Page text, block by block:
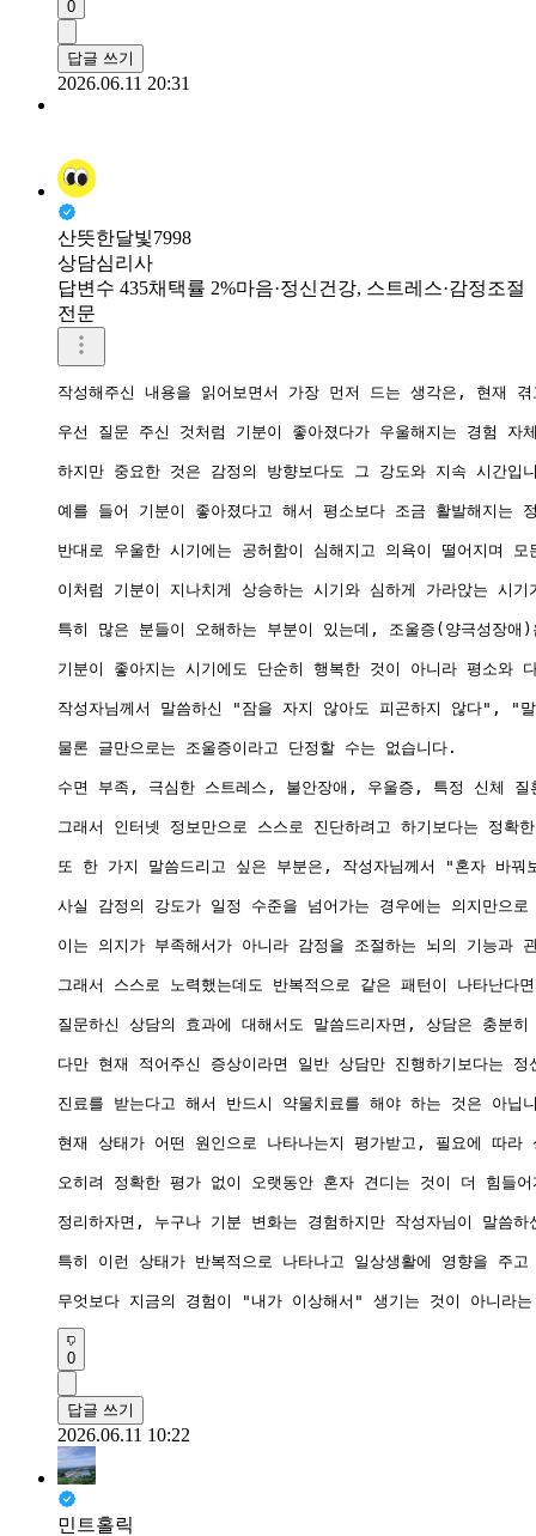
0
답글 쓰기
2026.06.11 20:31
산뜻한달빛7998
상담심리사
답변수 435채택률 2%마음·정신건강, 스트레스·감정조절
전문
작성해주신 내용을 읽어보면서 가장 먼저 드는 생각은, 현재
우선 질문 주신 것처럼 기분이 좋아졌다가 우울해지는 경험
하지만 중요한 것은 감정의 방향보다도 그 강도와 지속 시간입
예를 들어 기분이 좋아졌다고 해서 평소보다 조금 활발해지
반대로 우울한 시기에는 공허함이 심해지고 의욕이 떨어지며
이처럼 기분이 지나치게 상승하는 시기와 심하게 가라앉는 시
특히 많은 분들이 오해하는 부분이 있는데, 조울증(양극성장
기분이 좋아지는 시기에도 단순히 행복한 것이 아니라 평소
작성자님께서 말씀하신 "잠을 자지 않아도 피곤하지 않다", "
물론 글만으로는 조울증이라고 단정할 수는 없습니다.
수면 부족, 극심한 스트레스, 불안장애, 우울증, 특정 신체
그래서 인터넷 정보만으로 스스로 진단하려고 하기보다는 정
또 한 가지 말씀드리고 싶은 부분은, 작성자님께서 "혼자 바꿔
사실 감정의 강도가 일정 수준을 넘어가는 경우에는 의지만으
이는 의지가 부족해서가 아니라 감정을 조절하는 뇌의 기능과
그래서 스스로 노력했는데도 반복적으로 같은 패턴이 나타난
질문하신 상담의 효과에 대해서도 말씀드리자면, 상담은 충분
다만 현재 적어주신 증상이라면 일반 상담만 진행하기보다는
진료를 받는다고 해서 반드시 약물치료를 해야 하는 것은 아닙
현재 상태가 어떤 원인으로 나타나는지 평가받고, 필요에 따라
오히려 정확한 평가 없이 오랫동안 혼자 견디는 것이 더 힘들
정리하자면, 누구나 기분 변화는 경험하지만 작성자님이 말
특히 이런 상태가 반복적으로 나타나고 일상생활에 영향을 주
무엇보다 지금의 경험이 "내가 이상해서" 생기는 것이 아니라
0
답글 쓰기
2026.06.11 10:22
민트홀릭